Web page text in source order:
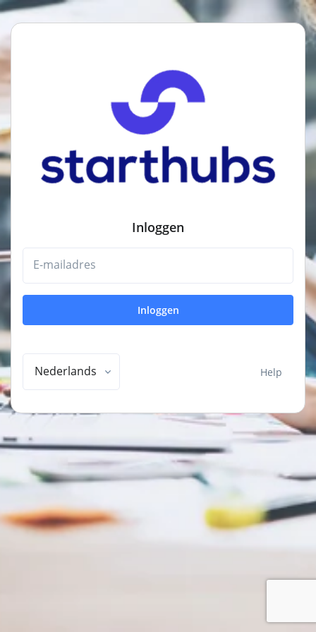
Inloggen
E-mailadres
Inloggen
Nederlands Help